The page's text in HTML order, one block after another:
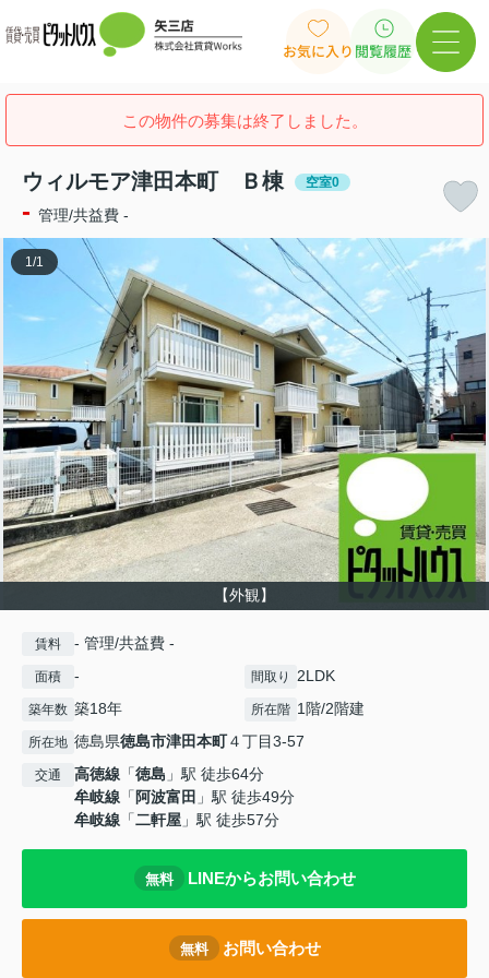
お気に入り 閲覧履歴
この物件の募集は終了しました。
ウィルモア津田本町 Ｂ棟 空室0
- 管理/共益費 -
【外観】
1/1
賃料 - 管理/共益費 -
面積 - 間取り 2LDK
築年数 築18年 所在階 1階/2階建
所在地 徳島県徳島市津田本町４丁目3-57
交通 高徳線 「徳島 」駅 徒歩64分
牟岐線 「 阿波富田 」駅 徒歩49分
牟岐線 「二軒屋 」駅 徒歩57分
無料 LINEからお問い合わせ
無料 お問い合わせ